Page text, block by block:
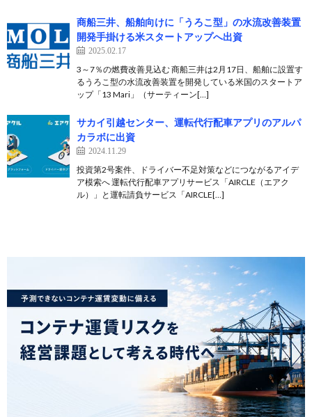
商船三井、船舶向けに「うろこ型」の水流改善装置
開発手掛ける米スタートアップへ出資
2025.02.17
3～7％の燃費改善見込む 商船三井は2月17日、船舶に設置す
るうろこ型の水流改善装置を開発している米国のスタートア
ップ「13 Mari」（サーティーン[…]
サカイ引越センター、運転代行配車アプリのアルパ
カラボに出資
2024.11.29
投資第2号案件、ドライバー不足対策などにつながるアイデ
ア模索へ 運転代行配車アプリサービス「AIRCLE（エアク
ル）」と運転請負サービス「AIRCLE[…]